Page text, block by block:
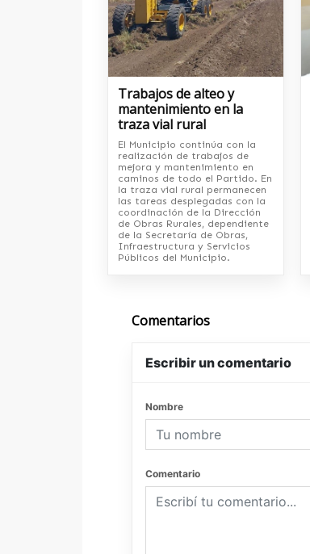
Trabajos de alteo y
mantenimiento en la
traza vial rural
El Municipio continúa con la
realización de trabajos de
mejora y mantenimiento en
caminos de todo el Partido. En
la traza vial rural permanecen
las tareas desplegadas con la
coordinación de la Dirección
de Obras Rurales, dependiente
de la Secretaría de Obras,
Infraestructura y Servicios
Públicos del Municipio.
Comentarios
Escribir un comentario
Nombre
Comentario